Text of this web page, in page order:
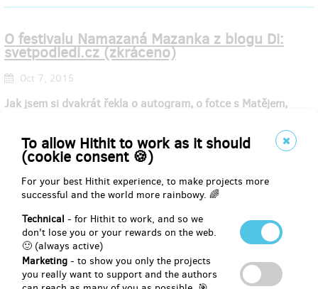
To allow Hithit to work as it should
(cookie consent 🍪)
For your best Hithit experience, to make projects more
successful and the world more rainbowy. 🌈
Technical - for Hithit to work, and so we
don't lose you or your rewards on the web.
🙂 (always active)
Marketing - to show you only the projects
you really want to support and the authors
O festivalu Namazaná Mazanka z blogu Di:
svetpodledi.cz (zkráceno)
Oct 7, 2015
Jak jsem si dvakrát řekla o autogram, o fotce s Matějem,
Je to divný, možná smutný, ale je to fakt. Tuhle neděli jsem byla
poprvé na festivalu.Když nepočítám čarodějnice na náměstíčku
u nás v Počernicích, kde nám k opékání buřtů hráli Maxim
Turbulenc a Schovanky. Den před svými 28.narozeninami jsem
si ale řekla, že by se tohle mělo napravit. A tak jsme byli. Na